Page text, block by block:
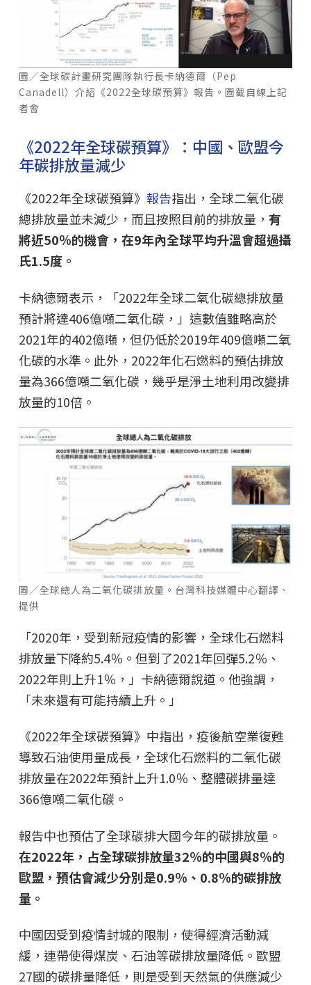
圖／全球碳計畫研究團隊執行長卡納德爾（Pep
Canadell）介紹《2022全球碳預算》報告。圖截自線上記
者會
《2022年全球碳預算》：中國、歐盟今
年碳排放量減少
《2022年全球碳預算》 報告指出，全球二氧化碳
總排放量並未減少，而且按照目前的排放量， 有
將近50％的機會，在9年內全球平均升溫會超過攝
氏1.5度。
卡納德爾表示，「2022年全球二氧化碳總排放量
預計將達406億噸二氧化碳，」這數值雖略高於
2021年的402億噸，但仍低於2019年409億噸二氧
化碳的水準。此外，2022年化石燃料的預估排放
量為366億噸二氧化碳，幾乎是淨土地利用改變排
放量的10倍。
圖／全球總人為二氧化碳排放量。台灣科技媒體中心翻譯、
提供
「2020年，受到新冠疫情的影響，全球化石燃料
排放量下降約5.4％。但到了2021年回彈5.2％、
2022年則上升1％，」卡納德爾說道。他強調，
「未來還有可能持續上升。」
《2022年全球碳預算》中指出，疫後航空業復甦
導致石油使用量成長，全球化石燃料的二氧化碳
排放量在2022年預計上升1.0％、整體碳排量達
366億噸二氧化碳。
報告中也預估了全球碳排大國今年的碳排放量。
在2022年，占全球碳排放量32％的中國與8％的
歐盟，預估會減少分別是0.9％、0.8％的碳排放
量。
中國因受到疫情封城的限制，使得經濟活動減
緩，連帶使得煤炭、石油等碳排放量降低。歐盟
27國的碳排量降低，則是受到天然氣的供應減少